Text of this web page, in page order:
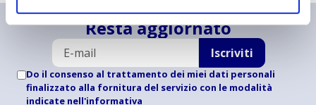
Resta aggiornato
Iscriviti
Do il consenso al trattamento dei miei dati personali
finalizzato alla fornitura del servizio con le modalità
indicate nell'informativa